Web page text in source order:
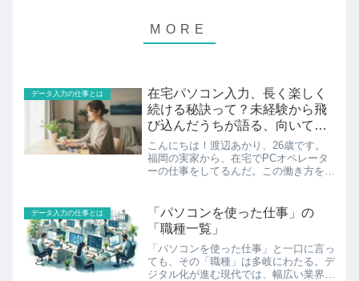
データ入力の仕事とは
在宅パソコン入力、長く楽しく
続ける秘訣って？未経験から飛
び込んだうちが語る、向いてい
る人の特徴
こんにちは！渡辺あかり、26歳です。
福岡の実家から、在宅でPCオペレータ
ーの仕事をしてるんだ。この働き方を選
ちょっと不安だったんだけど、今では毎
日楽しく働けてるんだよね
データ入力の仕事とは
「パソコンを使った仕事」の
「職種一覧」
「パソコンを使った仕事」と一口に言っ
ても、その「職種」は多岐にわたる。デ
ジタル化が進む現代では、幅広い業界で